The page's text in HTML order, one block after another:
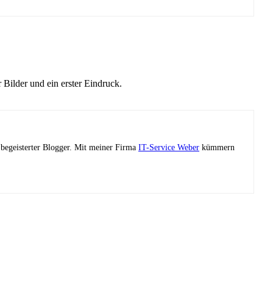
Bilder und ein erster Eindruck.
Blogger. Mit meiner Firma IT-Service Weber kümmern